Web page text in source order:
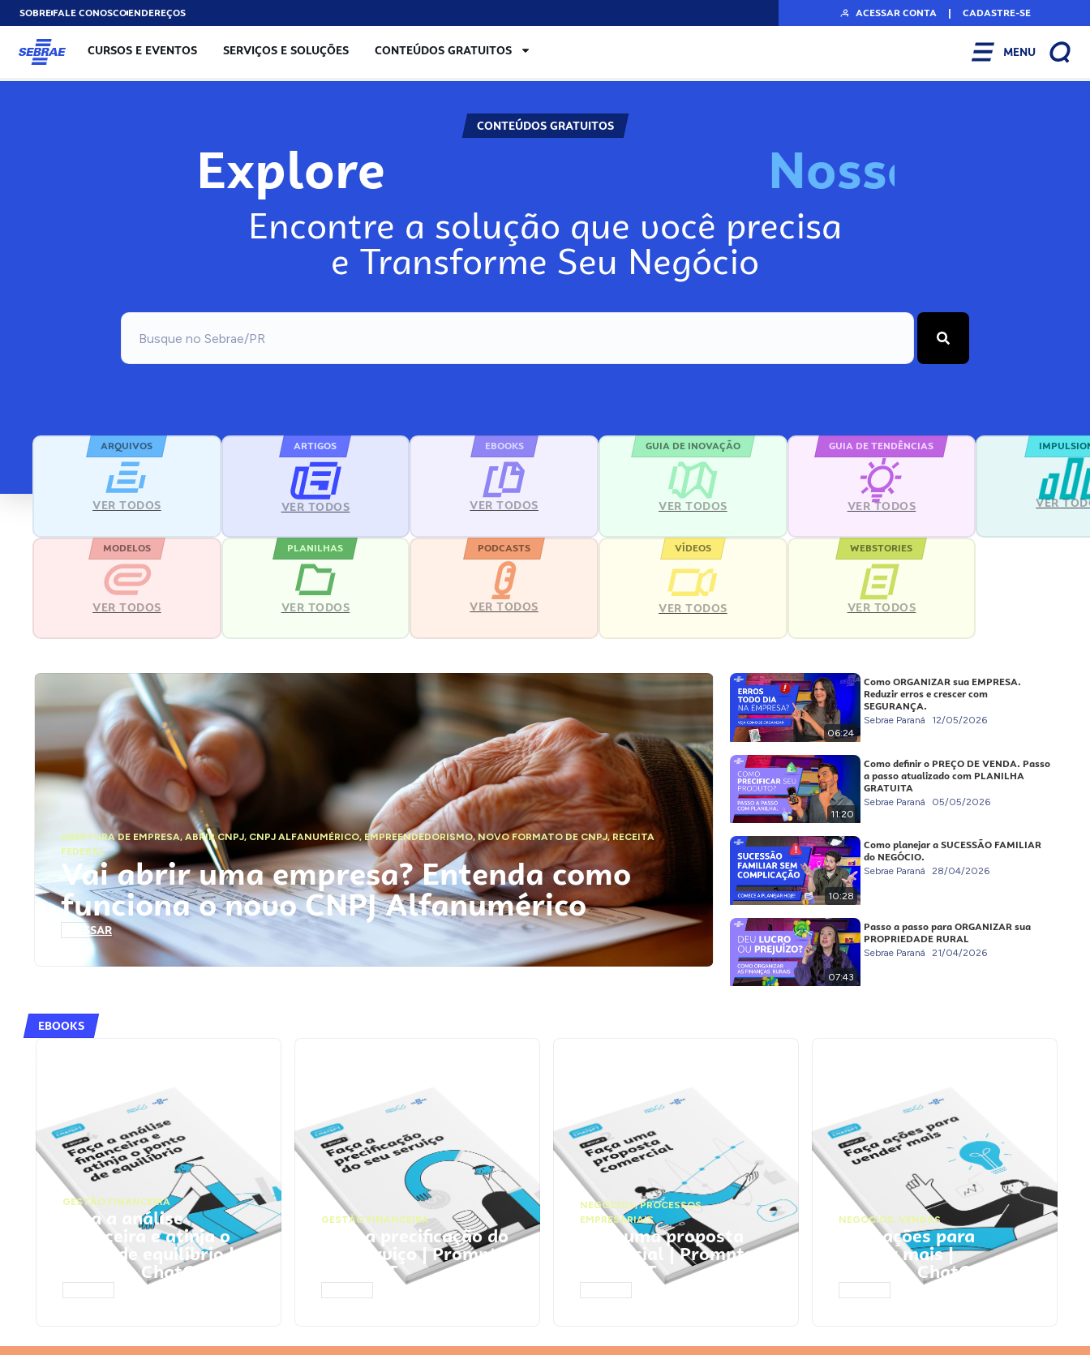
SOBREFALE CONOSCOENDEREÇOS ACESSAR CONTA | CADASTRE-SE
CURSOS E EVENTOS SERVIÇOS E SOLUÇÕES CONTEÚDOS GRATUITOS MENU
CONTEÚDOS GRATUITOS
Explore Nosso
Encontre a solução que você precisa
e Transforme Seu Negócio
ARQUIVOS
VER TODOS
ARTIGOS
VER TODOS
EBOOKS
VER TODOS
GUIA DE INOVAÇÃO
VER TODOS
GUIA DE TENDÊNCIAS
VER TODOS VER
MODELOS
VER TODOS
PLANILHAS
VER TODOS
PODCASTS
VER TODOS
VÍDEOS
VER TODOS
WEBSTORIES
VER TODOS
ABERTURA DE EMPRESA,ABRIR CNPJ, CNPJ ALFANUMÉRICO, EMPREENDEDORISMO,NOVO FORMATO DE CNPJ,RECEITA
FEDERAL
Vai abrir uma empresa? Entenda como
funciona o novo CNPJ Alfanumérico
ACESSAR
06:24
Como ORGANIZAR sua EMPRESA.
Reduzir erros e crescer com
SEGURANÇA.
Sebrae Paraná 12/05/2026
11:20
Como definir o PREÇO DE VENDA. Passo
a passo atualizado com PLANILHA
GRATUITA
Sebrae Paraná 05/05/2026
10:28
Como planejar a SUCESSÃO FAMILIAR
do NEGÓCIO.
Sebrae Paraná 28/04/2026
07:43
Passo a passo para ORGANIZAR sua
PROPRIEDADE RURAL
Sebrae Paraná 21/04/2026
EBOOKS
GESTÃO FINANCEIRA
Faça a análise
financeira e atinja o
ponto de equilíbrio |
Prompts ChatGPT
GESTÃO FINANCEIRA
Faça a precificação do
seu serviço | Prompts
ChatGPT
NEGÓCIOS,PROCESSOS
EMPRESARIAIS
Faça uma proposta
comercial | Prompts
ChatGPT
NEGÓCIOS, VENDAS
Faça ações para
vender mais |
Prompts ChatGPT